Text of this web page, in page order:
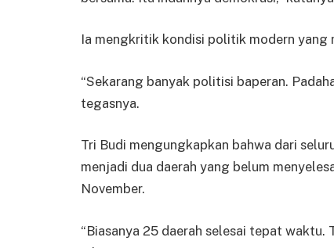
Ia mengkritik kondisi politik modern
“Sekarang banyak politisi baperan.
tegasnya.
Tri Budi mengungkapkan bahwa dari
menjadi dua daerah yang belum
November.
“Biasanya 25 daerah selesai tepat waktu.